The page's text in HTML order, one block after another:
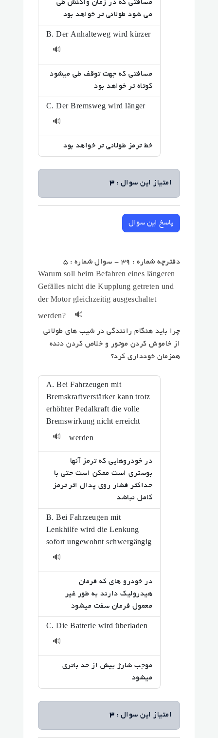
مسافتی که در زمان واکنش طی
می شود طولانی تر خواهد بود
B. Der Anhalteweg wird kürzer
🔊
مسافتی که جهت توقف طی میشود
کوتاه تر خواهد بود
C. Der Bremsweg wird länger
🔊
خط ترمز طولانی تر خواهد بود
امتیاز این سوال :3
پاسخ این سوال
دفترچه شماره : 39 - سوال شماره : 5
Warum soll beim Befahren eines längeren
Gefälles nicht die Kupplung getreten und
der Motor gleichzeitig ausgeschaltet
werden?
🔊
چرا باید هنگام رانندگی در شیب های طولانی
از خاموش کردن موتور و خلاص کردن دنده
همزمان خودداری کرد؟
A. Bei Fahrzeugen mit
Bremskraftverstärker kann trotz
erhöhter Pedalkraft die volle
Bremswirkung nicht erreicht
werden
🔊
در خودروهایی که ترمز آنها
بوستری است ممکن است حتی با
حداکثر فشار روی پدال اثر ترمز
کامل نباشد
B. Bei Fahrzeugen mit
Lenkhilfe wird die Lenkung
sofort ungewohnt schwergängig
🔊
در خودرو های که فرمان
هیدرولیک دارند به طور غیر
معمول فرمان سفت میشود
C. Die Batterie wird überladen
🔊
موجب شارژ بیش از حد باتری
میشود
امتیاز این سوال :3